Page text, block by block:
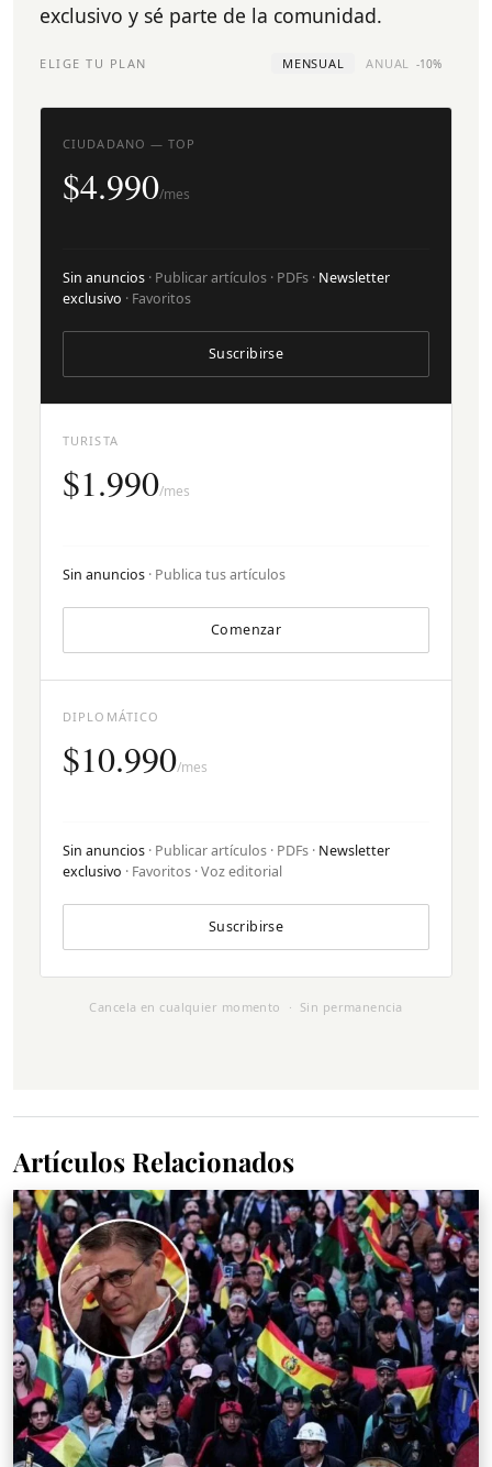
exclusivo y sé parte de la comunidad.
ELIGE TU PLAN MENSUAL ANUAL -10%
TURISTA
$1.990/mes
Sin anuncios · Publica tus artículos
Comenzar
CIUDADANO — TOP
$4.990/mes
Sin anuncios · Publicar artículos · PDFs · Newsletter
exclusivo · Favoritos
Suscribirse
DIPLOMÁTICO
$10.990/mes
Sin anuncios · Publicar artículos · PDFs · Newsletter
exclusivo · Favoritos · Voz editorial
Suscribirse
Cancela en cualquier momento · Sin permanencia
Artículos Relacionados